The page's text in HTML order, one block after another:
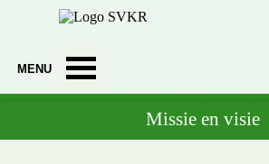
Ga naar de inhoud
Missie en visie